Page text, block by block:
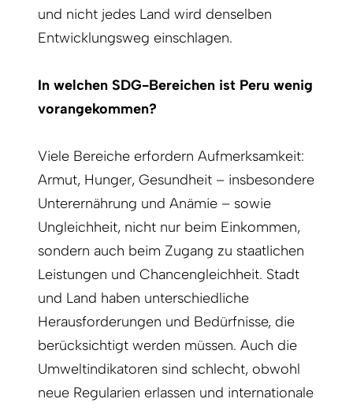
und nicht jedes Land wird denselben
Entwicklungsweg einschlagen.
In welchen SDG-Bereichen ist Peru wenig
vorangekommen?
Viele Bereiche erfordern Aufmerksamkeit:
Armut, Hunger, Gesundheit – insbesondere
Unterernährung und Anämie – sowie
Ungleichheit, nicht nur beim Einkommen,
sondern auch beim Zugang zu staatlichen
Leistungen und Chancengleichheit. Stadt
und Land haben unterschiedliche
Herausforderungen und Bedürfnisse, die
berücksichtigt werden müssen. Auch die
Umweltindikatoren sind schlecht, obwohl
neue Regularien erlassen und internationale